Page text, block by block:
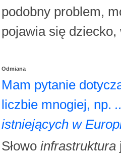
podobny problem,
pojawia się
Odmiana
Mam pytanie
liczbie mnogiej, np.
istniejących w
Słowo infrastruktura